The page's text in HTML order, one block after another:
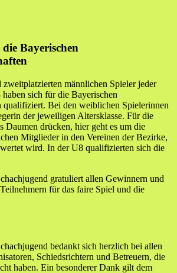
Bayerischen
zweitplatzierten männlichen Spieler jeder
sich für die Bayerischen
qualifiziert. Bei den weiblichen Spielerinnen
der jeweiligen Altersklasse. Für die
Daumen drücken, hier geht es um die
Mitglieder in den Vereinen der Bezirke,
wird. In der U8 qualifizierten sich die
gratuliert allen Gewinnern und
für das faire Spiel und die
bedankt sich herzlich bei allen
Schiedsrichtern und Betreuern, die
haben. Ein besonderer Dank gilt dem